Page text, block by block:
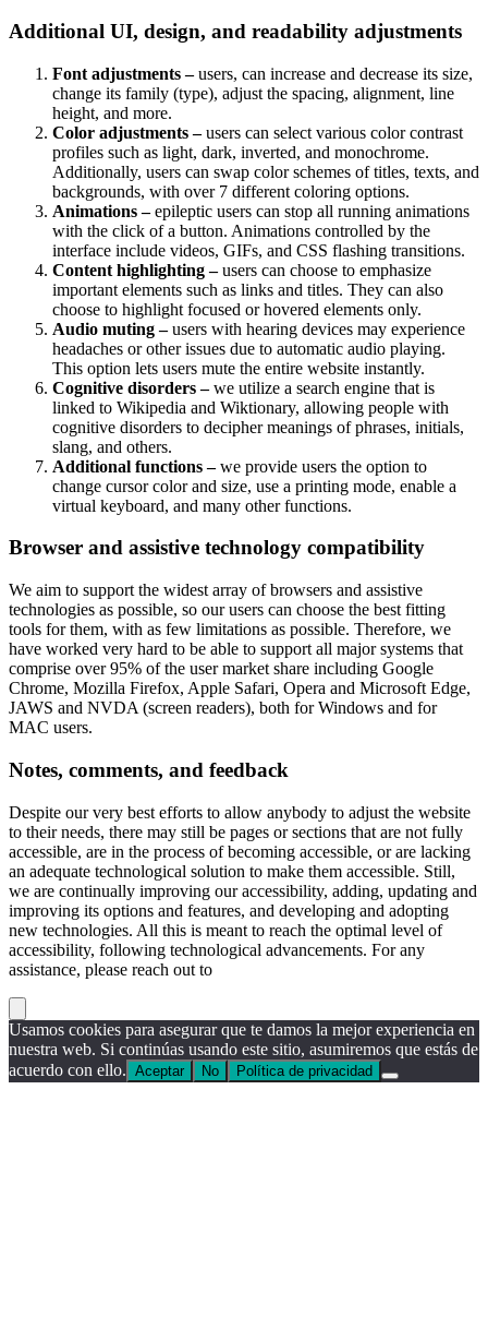
Additional UI, design, and readability adjustments
Font adjustments –users, can increase and decrease its size,
change its family (type), adjust the spacing, alignment, line
height, and more.
Color adjustments –users can select various color contrast
profiles such as light, dark, inverted, and monochrome.
Additionally, users can swap color schemes of titles, texts, and
backgrounds, with over 7 different coloring options.
Animations –epileptic users can stop all running animations
with the click of a button. Animations controlled by the
interface include videos, GIFs, and CSS flashing transitions.
Content highlighting –users can choose to emphasize
important elements such as links and titles. They can also
choose to highlight focused or hovered elements only.
Audio muting –users with hearing devices may experience
headaches or other issues due to automatic audio playing.
This option lets users mute the entire website instantly.
Cognitive disorders –we utilize a search engine that is
linked to Wikipedia and Wiktionary, allowing people with
cognitive disorders to decipher meanings of phrases, initials,
slang, and others.
Additional functions –we provide users the option to
change cursor color and size, use a printing mode, enable a
virtual keyboard, and many other functions.
Browser and assistive technology compatibility
We aim to support the widest array of browsers and assistive
technologies as possible, so our users can choose the best fitting
tools for them, with as few limitations as possible. Therefore, we
have worked very hard to be able to support all major systems that
comprise over 95% of the user market share including Google
Chrome, Mozilla Firefox, Apple Safari, Opera and Microsoft Edge,
JAWS and NVDA (screen readers), both for Windows and for
MAC users.
Notes, comments, and feedback
Despite our very best efforts to allow anybody to adjust the website
to their needs, there may still be pages or sections that are not fully
accessible, are in the process of becoming accessible, or are lacking
an adequate technological solution to make them accessible. Still,
we are continually improving our accessibility, adding, updating and
improving its options and features, and developing and adopting
new technologies. All this is meant to reach the optimal level of
accessibility, following technological advancements. For any
assistance, please reach out to
Usamos cookies para asegurar que te damos la mejor experiencia en
nuestra web. Si continúas usando este sitio, asumiremos que estás de
acuerdo con ello. Aceptar No Política de privacidad